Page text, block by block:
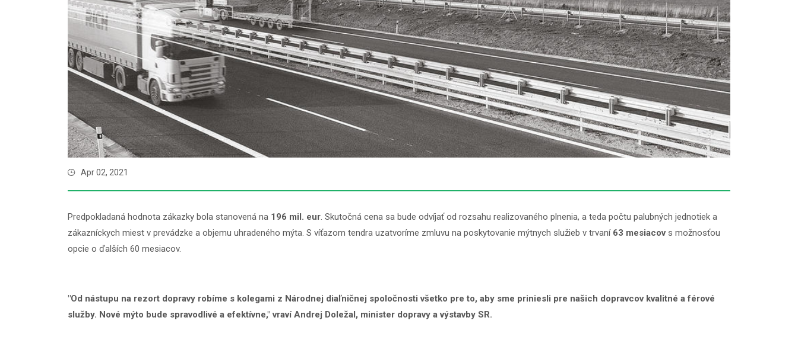
Apr 02, 2021
Predpokladaná hodnota zákazky bola stanovená na 196 mil. eur. Skutočná cena sa bude odvíjať od rozsahu realizovaného plnenia, a teda počtu palubných jednotiek a
zákazníckych miest v prevádzke a objemu uhradeného mýta. S víťazom tendra uzatvoríme zmluvu na poskytovanie mýtnych služieb v trvaní 63 mesiacov s možnosťou
opcie o ďalších 60 mesiacov.
"Od nástupu na rezort dopravy robíme s kolegami z Národnej diaľničnej spoločnosti všetko pre to, aby sme priniesli pre našich dopravcov kvalitné a férové
služby. Nové mýto bude spravodlivé a efektívne," vraví Andrej Doležal, minister dopravy a výstavby SR.